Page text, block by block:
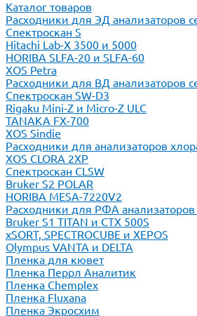
Каталог товаров
Расходники для ЭД анализаторов
Спектроскан S
Hitachi Lab-X 3500 и 5000
HORIBA SLFA-20 и SLFA-60
XOS Petra
Расходники для ВД анализаторов
Спектроскан SW-D3
Rigaku Mini-Z и Micro-Z ULC
TANAKA FX-700
XOS Sindie
Расходники для анализаторов
XOS CLORA 2XP
Спектроскан CLSW
Bruker S2 POLAR
HORIBA MESA-7220V2
Расходники для РФА
Bruker S1 TITAN и CTX 500S
xSORT, SPECTROCUBE и XEPOS
Olympus VANTA и DELTA
Пленка для кювет
Пленка Перрл Аналитик
Пленка Chemplex
Пленка Fluxana
Пленка Экросхим